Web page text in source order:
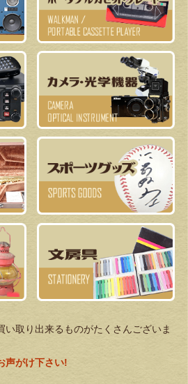
い取り出来るものがたくさんございま
声がけ下さい!